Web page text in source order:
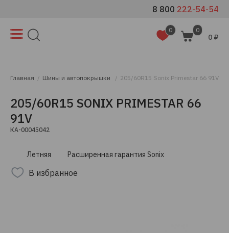
8 800 222-54-54
0 0
0 ₽
Главная Шины и автопокрышки 205/60R15 Sonix Primestar 66 91V
205/60R15 SONIX PRIMESTAR 66
91V
КА-00045042
Летняя Расширенная гарантия Sonix
В избранное